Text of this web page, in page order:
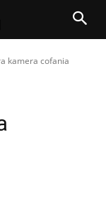
kamera cofania